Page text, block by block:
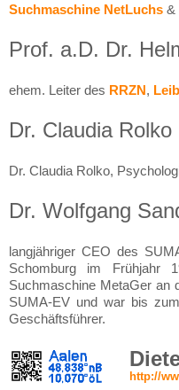
Suchmaschine NetLuchs &
Prof. a.D. Dr.
ehem. Leiter des RRZN,
Dr. Claudia Rolko
Dr. Claudia Rolko,
Dr. Wolfgang
langjähriger CEO des
Schomburg im Frühjahr
Suchmaschine MetaGer an
SUMA-EV und war bis
Geschäftsführer.
http://